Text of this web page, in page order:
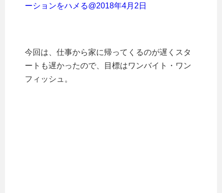
ーションをハメる@2018年4月2日
今回は、仕事から家に帰ってくるのが遅くスタ
ートも遅かったので、目標はワンバイト・ワン
フィッシュ。